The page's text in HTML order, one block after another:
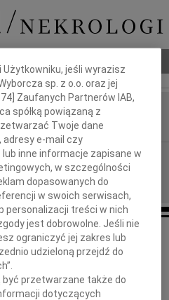
Piaseczyńska
Z głębokim żalem zawiadamiamy,
że w dniu 14 grudnia 2009 roku
nasza ukochana Siostra i Ciocia
Użytkowniku, jeśli wyrazisz
sp. z o.o. oraz jej
] Zaufanych Partnerów IAB,
spółką powiązaną z
Twoje dane
adresy e-mail czy
inne informacje zapisane w
w szczególności
dopasowanych do
w swoich serwisach,
personalizacji treści w nich
jest dobrowolne. Jeśli nie
ograniczyć jej zakres lub
udzieloną przejdź do
przetwarzane także do
dotyczących